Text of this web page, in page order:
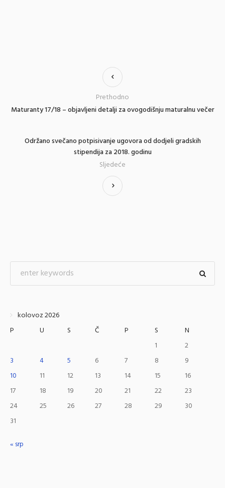
Maturanty 17/18 – objavljeni detalji za ovogodišnju maturalnu večer
Prethodno
Održano svečano potpisivanje ugovora od dodjeli gradskih
stipendija za 2018. godinu
Sljedeće
kolovoz 2026
P
U S Č P S
N
1
2
3
4 5 6 7 8
9
10
11 12 13 14 15
16
17
18 19 20 21 22
23
24
25 26 27 28 29
30
31
« srp